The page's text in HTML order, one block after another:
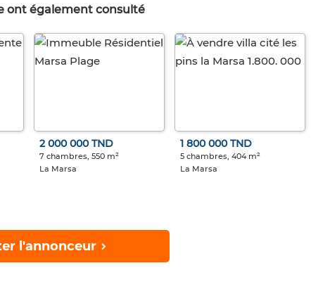
ont également consulté
2 000 000 TND
7 chambres, 550 m²
La Marsa
1 800 000 TND
5 chambres, 404 m²
La Marsa
l'annonceur